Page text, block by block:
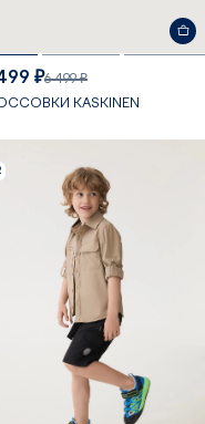
₽6 499 ₽
KASKINEN